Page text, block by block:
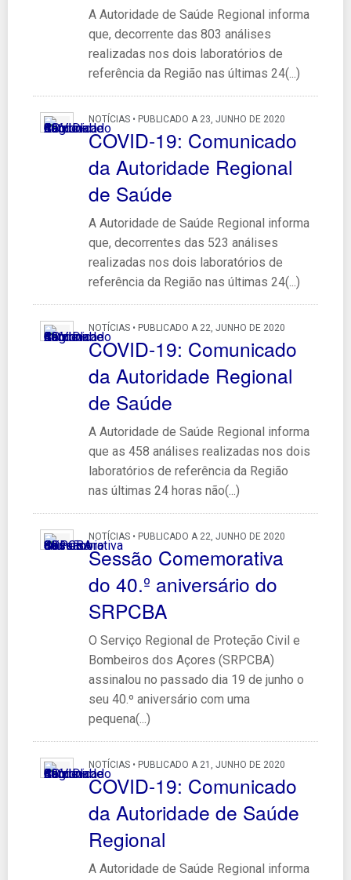
A Autoridade de Saúde Regional informa
que, decorrente das 803 análises
realizadas nos dois laboratórios de
referência da Região nas últimas 24(...)
NOTÍCIAS • PUBLICADO A 23, JUNHO DE 2020
COVID-19: Comunicado
da Autoridade Regional
de Saúde
A Autoridade de Saúde Regional informa
que, decorrentes das 523 análises
realizadas nos dois laboratórios de
referência da Região nas últimas 24(...)
NOTÍCIAS • PUBLICADO A 22, JUNHO DE 2020
COVID-19: Comunicado
da Autoridade Regional
de Saúde
A Autoridade de Saúde Regional informa
que as 458 análises realizadas nos dois
laboratórios de referência da Região
nas últimas 24 horas não(...)
NOTÍCIAS • PUBLICADO A 22, JUNHO DE 2020
Sessão Comemorativa
do 40.º aniversário do
SRPCBA
O Serviço Regional de Proteção Civil e
Bombeiros dos Açores (SRPCBA)
assinalou no passado dia 19 de junho o
seu 40.º aniversário com uma
pequena(...)
NOTÍCIAS • PUBLICADO A 21, JUNHO DE 2020
COVID-19: Comunicado
da Autoridade de Saúde
Regional
A Autoridade de Saúde Regional informa